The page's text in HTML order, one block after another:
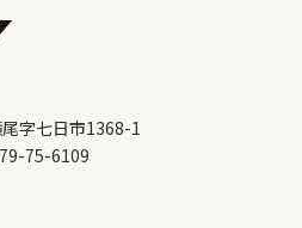
字七日市1368-1
75-6109